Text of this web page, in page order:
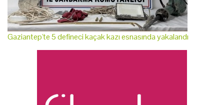
Gaziantep'te 5 defineci kaçak kazı esnasında yakalandı